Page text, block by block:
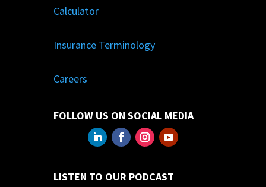
Calculator
Insurance Terminology
Careers
FOLLOW US ON SOCIAL MEDIA
LISTEN TO OUR PODCAST